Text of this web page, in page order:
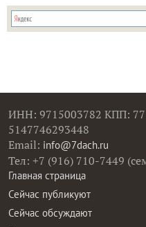
ИНН: 9715003782 КПП:
5147746293448
Email: info@7dach.ru
Тел: +7 (916) 710-7449
Главная страница
Сейчас публикуют
Сейчас обсуждают